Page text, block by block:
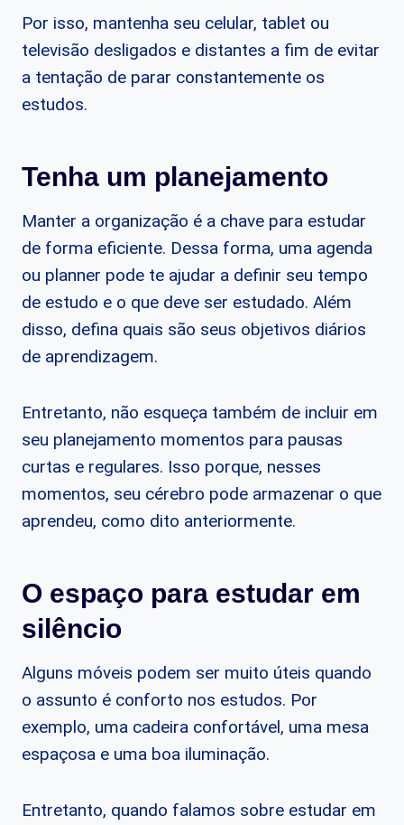
Por isso, mantenha seu celular, tablet ou
televisão desligados e distantes a fim de evitar
a tentação de parar constantemente os
estudos.
Tenha um planejamento
Manter a organização é a chave para estudar
de forma eficiente. Dessa forma, uma agenda
ou planner pode te ajudar a definir seu tempo
de estudo e o que deve ser estudado. Além
disso, defina quais são seus objetivos diários
de aprendizagem.
Entretanto, não esqueça também de incluir em
seu planejamento momentos para pausas
curtas e regulares. Isso porque, nesses
momentos, seu cérebro pode armazenar o que
aprendeu, como dito anteriormente.
O espaço para estudar em
silêncio
Alguns móveis podem ser muito úteis quando
o assunto é conforto nos estudos. Por
exemplo, uma cadeira confortável, uma mesa
espaçosa e uma boa iluminação.
Entretanto, quando falamos sobre estudar em